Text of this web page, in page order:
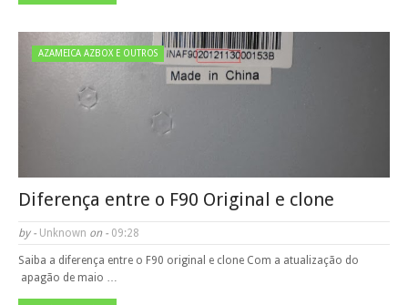
AZAMEICA AZBOX E OUTROS
Diferença entre o F90 Original e clone
by - Unknown on - 09:28
Saiba a diferença entre o F90 original e clone Com a atualização do
apagão de maio …